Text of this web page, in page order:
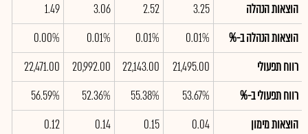
הוצאות הנהלה
3.25
2.52
3.06
1.49
הוצאות הנהלה ב-%
0.01%
0.01%
0.01%
0.00%
רווח תפעולי
21,495.00
22,143.00
20,992.00
22,471.00
רווח תפעולי ב-%
53.67%
55.38%
52.36%
56.59%
הוצאות מימון
0.04
0.15
0.14
0.12